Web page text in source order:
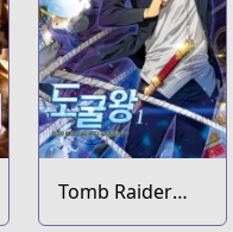
Tomb Raider
King